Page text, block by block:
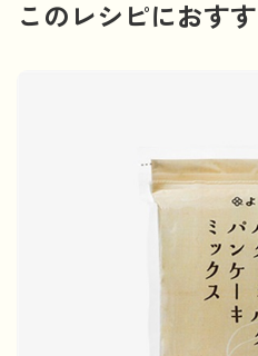
このレシピにおす